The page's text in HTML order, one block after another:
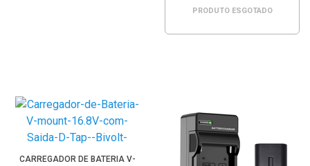
PRODUTO ESGOTADO
CARREGADOR DE BATERIA V-